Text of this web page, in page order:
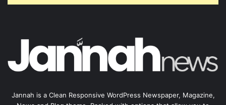
Jannah is a Clean Responsive WordPress Newspaper, Magazine,